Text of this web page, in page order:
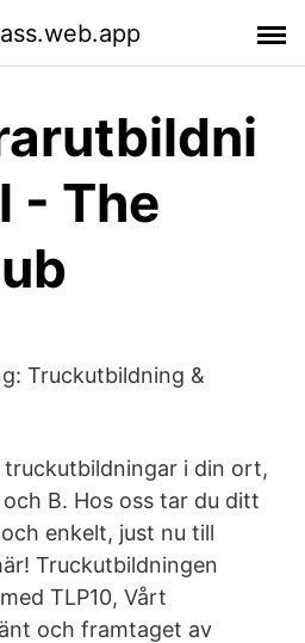
- The
Truckutbildning &
truckutbildningar i din ort,
B. Hos oss tar du ditt
enkelt, just nu till
Truckutbildningen
TLP10, Vårt
och framtaget av